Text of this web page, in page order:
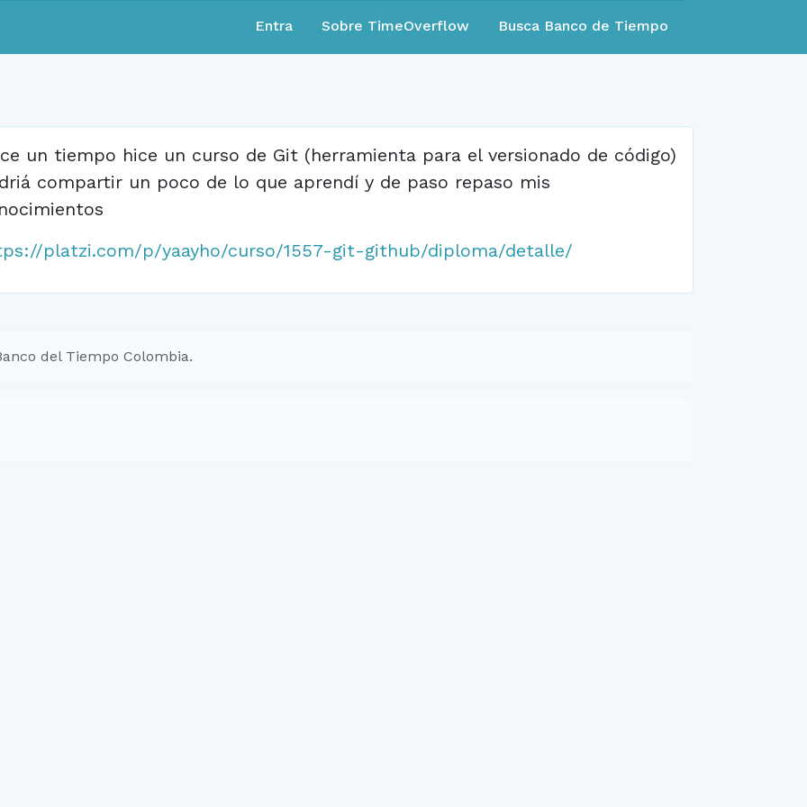
Entra Sobre TimeOverflow Busca Banco de Tiempo
un tiempo hice un curso de Git (herramienta para el versionado de código)
compartir un poco de lo que aprendí y de paso repaso mis
platzi.com/p/yaayho/curso/1557-git-github/diploma/detalle/
del Tiempo Colombia.